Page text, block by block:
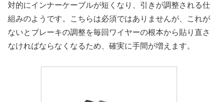
対的にインナーケーブルが短くなり、引きが調整される仕
組みのようです。こちらは必須ではありませんが、これが
ないとブレーキの調整を毎回ワイヤーの根本から貼り直さ
なければならなくなるため、確実に手間が増えます。